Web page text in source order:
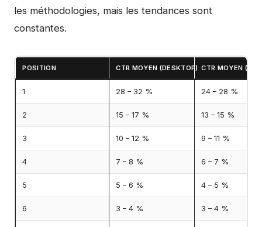
les méthodologies, mais les tendances sont
constantes.
POSITION CTR MOYEN (DESKTOP) CTR MOYEN
1 28 – 32 % 24 – 28 %
2 15 – 17 % 13 – 15 %
3 10 – 12 % 9 – 11 %
4 7 – 8 % 6 – 7 %
5 5 – 6 % 4 – 5 %
6 3 – 4 % 3 – 4 %